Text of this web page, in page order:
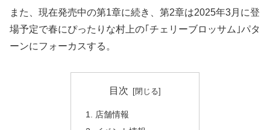
また、現在発売中の第1章に続き、第2章は2025年3月に登
場予定で春にぴったりな村上の｢チェリーブロッサム｣パタ
ーンにフォーカスする。
目次
店舗情報